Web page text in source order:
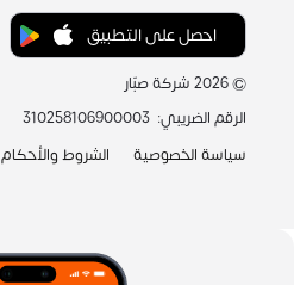
احصل على التطبيق
©
2026شركة صبّار
الرقم الضريبي:
310258106900003
سياسة الخصوصية
الشروط والأحكام